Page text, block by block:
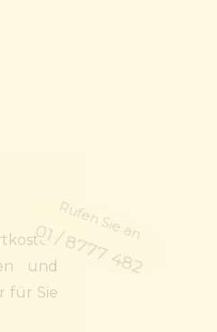
und
für Sie
Rufen Sie an
01 / 8777 482